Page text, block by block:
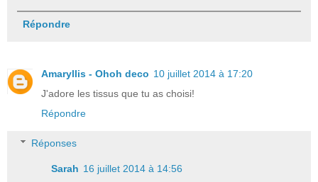
Répondre
Amaryllis - Ohoh deco 10 juillet 2014 à 17:20
J'adore les tissus que tu as choisi!
Répondre
Réponses
Sarah 16 juillet 2014 à 14:56